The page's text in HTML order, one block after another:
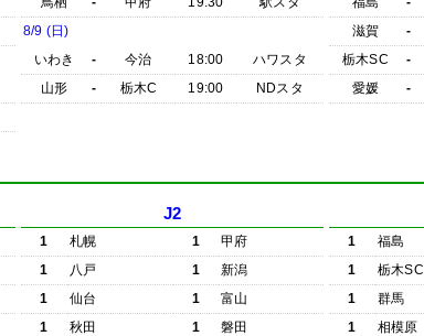
8/9 (日)
いわき
- 今治 18:00
ハワスタ
山形
- 栃木C 19:00 NDスタ
滋賀
-
栃木SC
-
愛媛
-
J2
1 札幌 1
甲府
1
八戸 1
新潟
1
仙台 1
富山
1
秋田 1
磐田
1 福島
1
栃木SC
1
群馬
1
相模原